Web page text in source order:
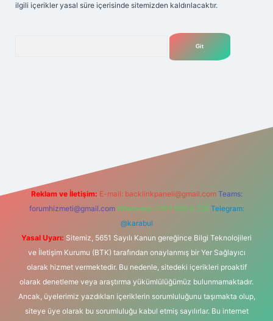
ilgili içerikler yasal süre içerisinde sitemizden kaldırılacaktır.
Reklam ve İletişim: E-mail: backlinkpaneli@gmail.com Teams:
forumhizmeti@gmail.com Whatsapp: 0262 606 0 726 Telegram:
@karabul
Yasal Uyarı: Sitemiz, 5651 Sayılı Kanun gereğince Bilgi Teknolojileri
ve İletişim Kurumu (BTK) tarafından onaylanmış bir Yer Sağlayıcı
olarak hizmet vermektedir. Bu nedenle, sitedeki içerikleri proaktif
olarak denetleme veya araştırma yükümlülüğümüz bulunmamaktadır.
Ancak, üyelerimiz yazdıkları içeriklerin sorumluluğunu taşımakta olup,
siteye üye olarak bu sorumluluğu kabul etmiş sayılırlar. Bu internet